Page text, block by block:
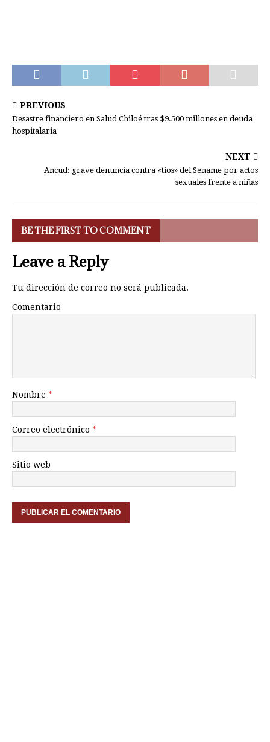
PREVIOUS
Desastre financiero en Salud Chiloé tras $9.500 millones en deuda
hospitalaria
NEXT
Ancud: grave denuncia contra «tíos» del Sename por actos
sexuales frente a niñas
BE THE FIRST TO COMMENT
Leave a Reply
Tu dirección de correo no será publicada.
Comentario
Nombre *
Correo electrónico *
Sitio web